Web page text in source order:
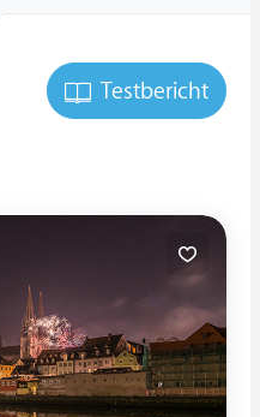
Testbericht